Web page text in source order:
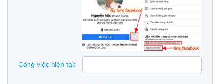
Công việc hiện tại: